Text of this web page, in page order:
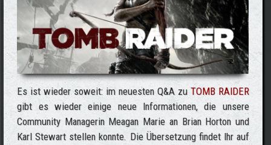
Es ist wieder soweit: im neuesten Q&A zu TOMB RAIDER
gibt es wieder einige neue Informationen, die unsere
Community Managerin Meagan Marie an Brian Horton und
Karl Stewart stellen konnte. Die Übersetzung findet Ihr auf